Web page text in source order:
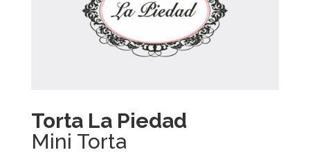
Torta La Piedad
Mini Torta